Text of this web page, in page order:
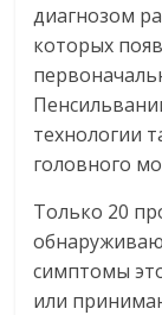
диагнозом
которых
технологии
головного
Только 20
симптомы
или